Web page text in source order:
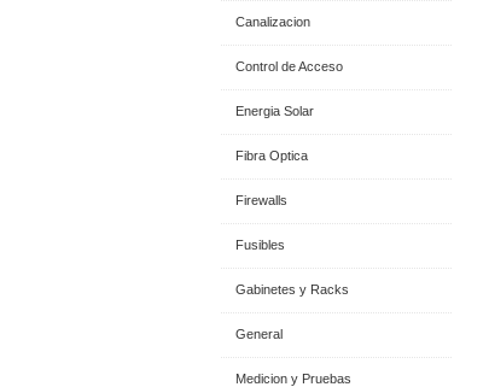
Canalizacion
Control de Acceso
Energia Solar
Fibra Optica
Firewalls
Fusibles
Gabinetes y Racks
General
Medicion y Pruebas